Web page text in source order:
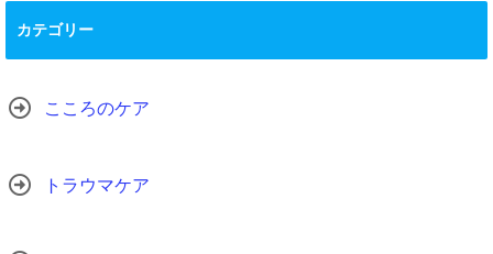
カテゴリー
こころのケア
トラウマケア